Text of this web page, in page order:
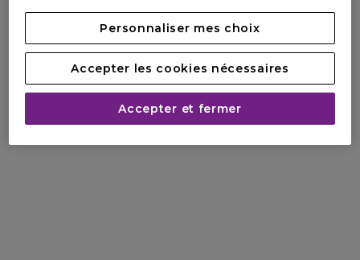
Personnaliser mes choix
Accepter les cookies nécessaires
Accepter et fermer